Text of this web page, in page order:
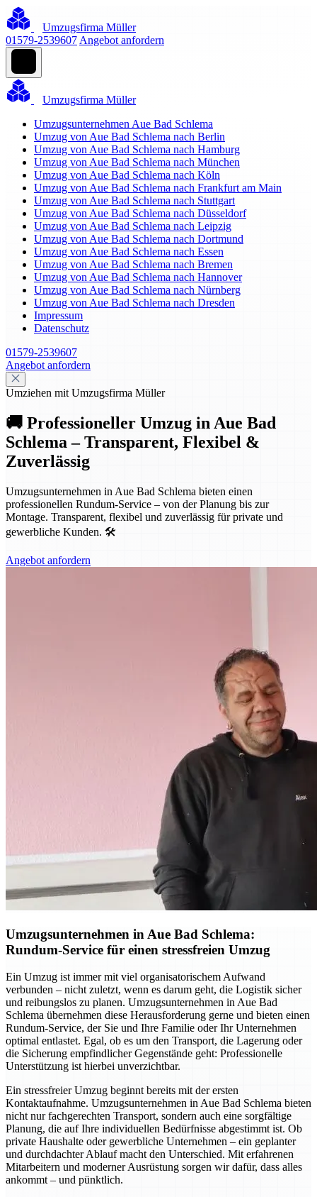
Umzugsfirma Müller
01579-2539607 Angebot anfordern
Umzugsfirma Müller
Umzugsunternehmen Aue Bad Schlema
Umzug von Aue Bad Schlema nach Berlin
Umzug von Aue Bad Schlema nach Hamburg
Umzug von Aue Bad Schlema nach München
Umzug von Aue Bad Schlema nach Köln
Umzug von Aue Bad Schlema nach Frankfurt am Main
Umzug von Aue Bad Schlema nach Stuttgart
Umzug von Aue Bad Schlema nach Düsseldorf
Umzug von Aue Bad Schlema nach Leipzig
Umzug von Aue Bad Schlema nach Dortmund
Umzug von Aue Bad Schlema nach Essen
Umzug von Aue Bad Schlema nach Bremen
Umzug von Aue Bad Schlema nach Hannover
Umzug von Aue Bad Schlema nach Nürnberg
Umzug von Aue Bad Schlema nach Dresden
Impressum
Datenschutz
01579-2539607
Angebot anfordern
Umziehen mit Umzugsfirma Müller
🚚 Professioneller Umzug in Aue Bad
Schlema – Transparent, Flexibel &
Zuverlässig
Umzugsunternehmen in Aue Bad Schlema bieten einen
professionellen Rundum-Service – von der Planung bis zur
Montage. Transparent, flexibel und zuverlässig für private und
gewerbliche Kunden. 🛠️
Angebot anfordern
Umzugsunternehmen in Aue Bad Schlema:
Rundum-Service für einen stressfreien Umzug
Ein Umzug ist immer mit viel organisatorischem Aufwand
verbunden – nicht zuletzt, wenn es darum geht, die Logistik sicher
und reibungslos zu planen. Umzugsunternehmen in Aue Bad
Schlema übernehmen diese Herausforderung gerne und bieten einen
Rundum-Service, der Sie und Ihre Familie oder Ihr Unternehmen
optimal entlastet. Egal, ob es um den Transport, die Lagerung oder
die Sicherung empfindlicher Gegenstände geht: Professionelle
Unterstützung ist hierbei unverzichtbar.
Ein stressfreier Umzug beginnt bereits mit der ersten
Kontaktaufnahme. Umzugsunternehmen in Aue Bad Schlema bieten
nicht nur fachgerechten Transport, sondern auch eine sorgfältige
Planung, die auf Ihre individuellen Bedürfnisse abgestimmt ist. Ob
private Haushalte oder gewerbliche Unternehmen – ein geplanter
und durchdachter Ablauf macht den Unterschied. Mit erfahrenen
Mitarbeitern und moderner Ausrüstung sorgen wir dafür, dass alles
ankommt – und pünktlich.